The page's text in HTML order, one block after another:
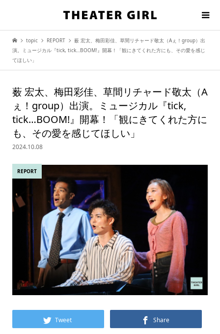
topic REPORT
薮 宏太、梅田彩佳、草間リチャード敬太（Aぇ！group）出
演。ミュージカル『tick, tick…BOOM!』開幕！「観にきてくれた方にも、その愛を感じ
てほしい」
薮 宏太、梅田彩佳、草間リチャード敬太（A
ぇ！group）出演。ミュージカル『tick,
tick…BOOM!』開幕！「観にきてくれた方に
も、その愛を感じてほしい」
2024.10.08
REPORT
Tweet Share